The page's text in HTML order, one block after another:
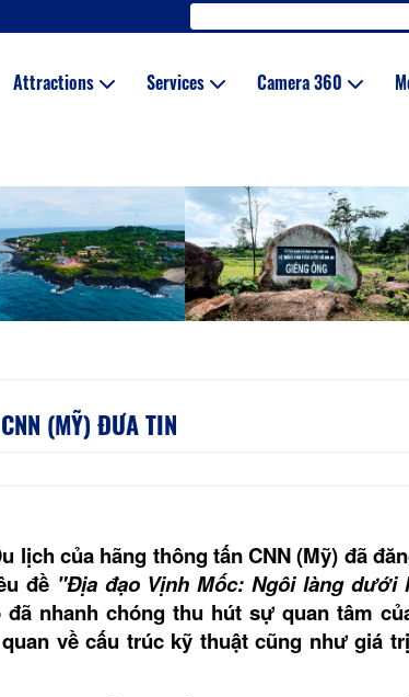
Attractions Services Camera 360
(MỸ) ĐƯA TIN
lịch của hãng thông tấn CNN (Mỹ) đã
đề "Địa đạo Vịnh Mốc: Ngôi làng dưới
đã nhanh chóng thu hút sự quan tâm
về cấu trúc kỹ thuật cũng như giá